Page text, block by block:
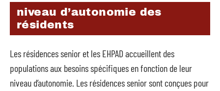
niveau d’autonomie des
résidents
Les résidences senior et les EHPAD accueillent des
populations aux besoins spécifiques en fonction de leur
niveau d’autonomie. Les résidences senior sont conçues pour